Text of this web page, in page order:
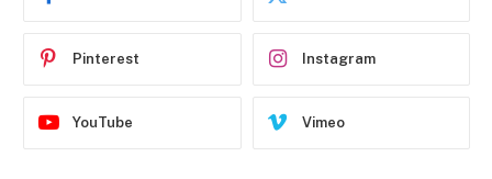
Pinterest Instagram
YouTube Vimeo